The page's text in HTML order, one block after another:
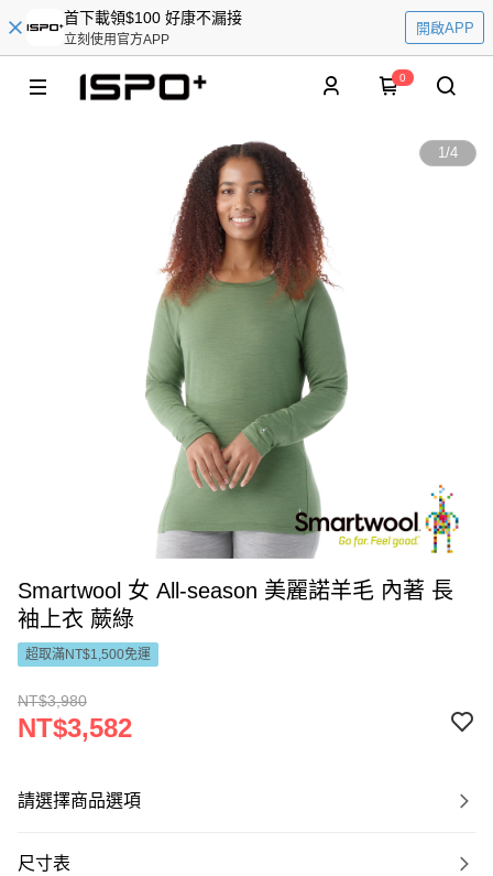
首下載領$100 好康不漏接
立刻使用官方APP
開啟APP
0
1/4
Smartwool 女 All-season 美麗諾羊毛 內著 長
袖上衣 蕨綠
超取滿NT$1,500免運
NT$3,980
NT$3,582
請選擇商品選項
尺寸表